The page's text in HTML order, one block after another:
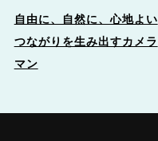
自由に、自然に、心地よい
つながりを生み出すカメラ
マン